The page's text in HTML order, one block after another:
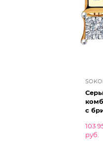
с
103
руб.